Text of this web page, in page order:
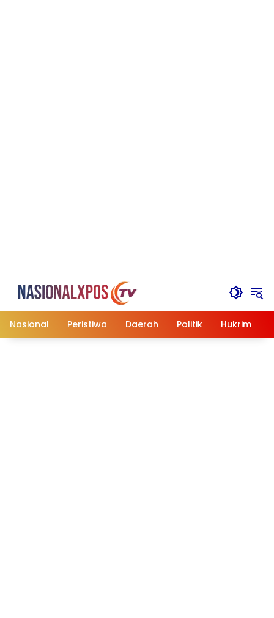
Nasional
Peristiwa Daerah Politik Hukrim